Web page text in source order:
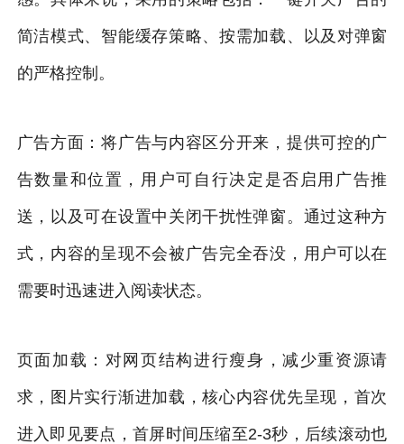
简洁模式、智能缓存策略、按需加载、以及对弹窗
的严格控制。
广告方面：将广告与内容区分开来，提供可控的广
告数量和位置，用户可自行决定是否启用广告推
送，以及可在设置中关闭干扰性弹窗。通过这种方
式，内容的呈现不会被广告完全吞没，用户可以在
需要时迅速进入阅读状态。
页面加载：对网页结构进行瘦身，减少重资源请
求，图片实行渐进加载，核心内容优先呈现，首次
进入即见要点，首屏时间压缩至2-3秒，后续滚动也